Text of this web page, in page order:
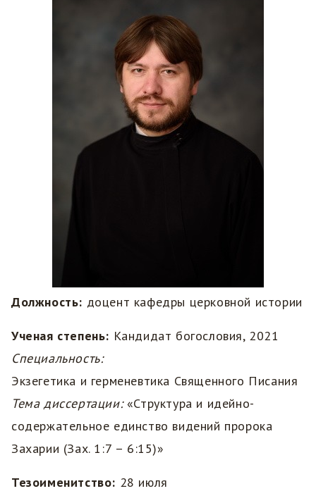
Должность: доцент кафедры церковной истории
Ученая степень: Кандидат богословия, 2021
Специальность:
Экзегетика и герменевтика Священного Писания
Тема диссертации:«Структура и идейно-
содержательное единство видений пророка
Захарии (Зах. 1:7 – 6:15)»
Тезоименитство: 28 июля